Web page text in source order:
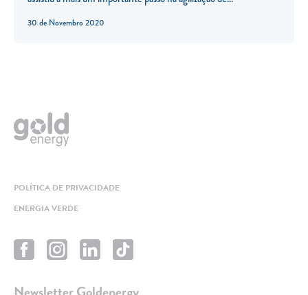
30 de Novembro 2020
POLÍTICA DE PRIVACIDADE
ENERGIA VERDE